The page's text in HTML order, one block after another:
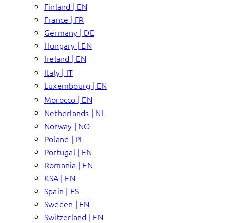
Finland | EN
France | FR
Germany | DE
Hungary | EN
Ireland | EN
Italy | IT
Luxembourg | EN
Morocco | EN
Netherlands | NL
Norway | NO
Poland | PL
Portugal | EN
Romania | EN
KSA | EN
Spain | ES
Sweden | EN
Switzerland | EN